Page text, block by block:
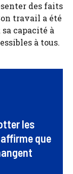
des faits
travail a été
capacité à
à tous.
les
que